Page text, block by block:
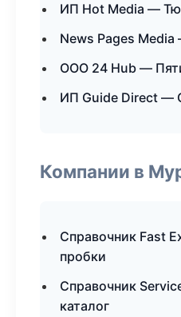
ИП Hot Media —
News Pages
ООО 24 Hub —
ИП Guide Direct —
Компании в
Справочник Fast
пробки
Справочник
каталог